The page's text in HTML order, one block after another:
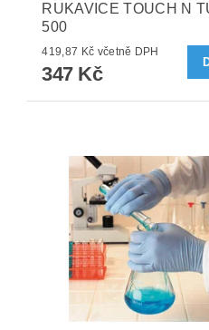
RUKAVICE TOUCH N
500
419,87 Kč včetně DPH
347 Kč